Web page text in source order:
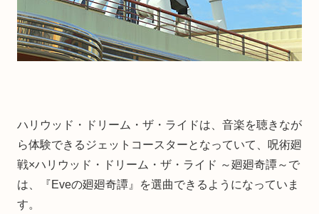
ハリウッド・ドリーム・ザ・ライドは、音楽を聴きなが
ら体験できるジェットコースターとなっていて、呪術廻
戦×ハリウッド・ドリーム・ザ・ライド ～廻廻奇譚～で
は、『Eveの廻廻奇譚』を選曲できるようになっていま
す。